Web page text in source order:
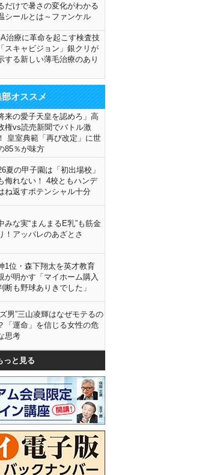
だけで暑さの変化がわかる
シールとは～ファンケル
治療に革命を起こす検査技
スキャビジョン」銀クリが
する新しい薄毛治療のあり
オススメ
来の愛子天皇を認めろ」高
権vs読売新聞でバトル激
皇室典範「再び改定」に世
85％が味方
夏の甲子園は「初出場校」
侮れない！ 4校ともハンデ
ね返すポテンシャル十分
みな実“まんまるE乳”も筋金
！アッパレのあざとさ
1位・森下翔太を英才教育
が明かす「マイホーム購入
断も野球ありきでした」
男”三山凌輝はなぜモテるの
「運命」を信じる女性の危
思考
っと見る